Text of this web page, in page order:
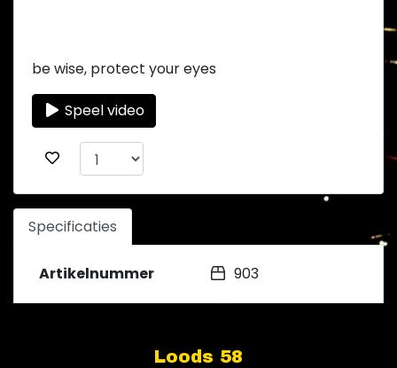
be wise, protect your eyes
Speel video
Specificaties
Artikelnummer 903
Loods 58